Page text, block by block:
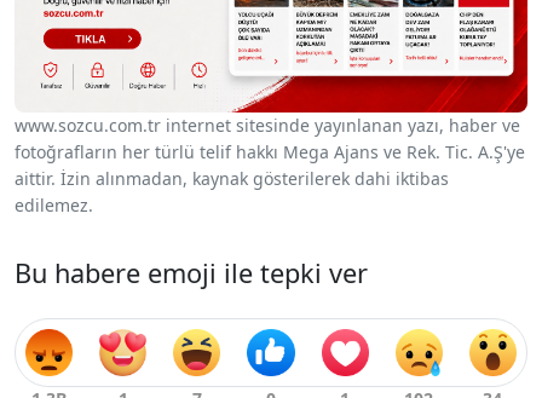
www.sozcu.com.tr internet sitesinde yayınlanan yazı, haber ve
fotoğrafların her türlü telif hakkı Mega Ajans ve Rek. Tic. A.Ş'ye
aittir. İzin alınmadan, kaynak gösterilerek dahi iktibas
edilemez.
Bu habere emoji ile tepki ver